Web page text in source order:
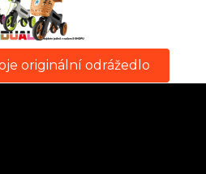
originální odrážedlo